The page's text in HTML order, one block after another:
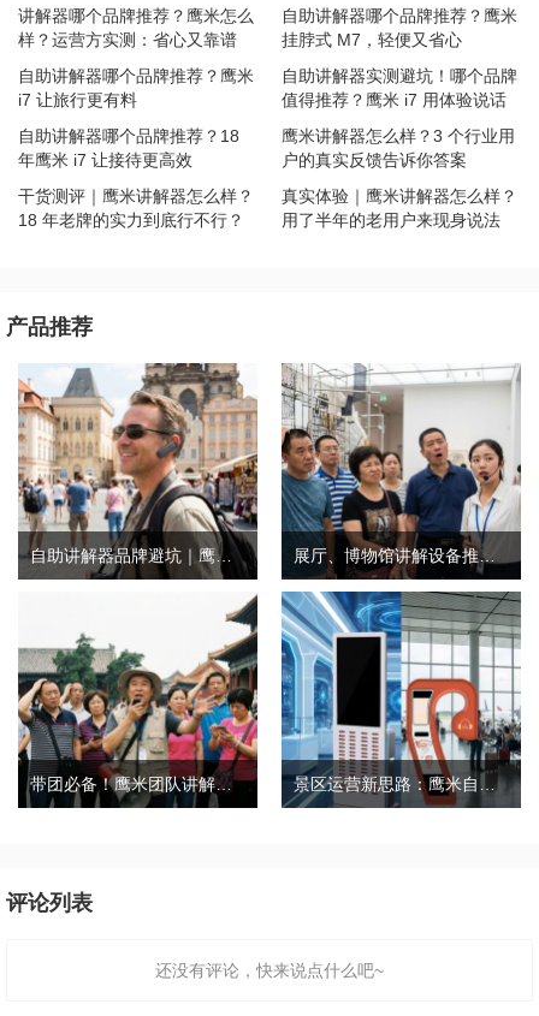
讲解器哪个品牌推荐？鹰米怎么
样？运营方实测：省心又靠谱
自助讲解器哪个品牌推荐？鹰米
挂脖式 M7，轻便又省心
自助讲解器哪个品牌推荐？鹰米
i7 让旅行更有料
自助讲解器实测避坑！哪个品牌
值得推荐？鹰米 i7 用体验说话
自助讲解器哪个品牌推荐？18
年鹰米 i7 让接待更高效
鹰米讲解器怎么样？3 个行业用
户的真实反馈告诉你答案
干货测评｜鹰米讲解器怎么样？
18 年老牌的实力到底行不行？
真实体验｜鹰米讲解器怎么样？
用了半年的老用户来现身说法
产品推荐
自助讲解器品牌避坑｜鹰米自助讲解器，实测好用不踩雷 展厅、博物馆讲解设备推荐｜分区讲解系统，解决多团队接待核心痛点
带团必备！鹰米团队讲解器，防串音 + 易管理双在线
评论列表
还没有评论，快来说点什么吧~